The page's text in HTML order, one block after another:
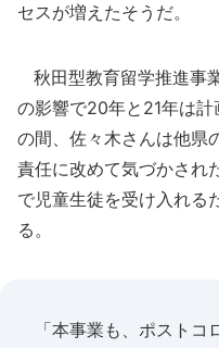
セスが増えたそうだ。
秋田型教育留学推進事
の影響で20年と21年は
の間、佐々木さんは他県
責任に改めて気づかされ
で児童生徒を受け入れる
る。
「本事業も、ポスト